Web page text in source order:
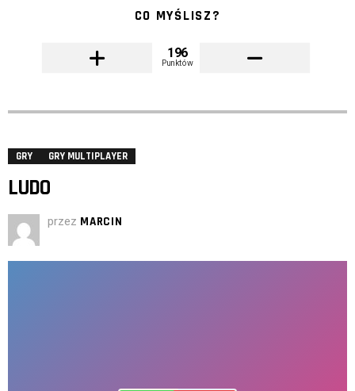
CO MYŚLISZ?
196
Punktów
GRY GRY MULTIPLAYER
LUDO
przez MARCIN